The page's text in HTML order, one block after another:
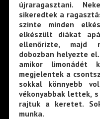
újraragasztani.
sikeredtek a
szinte minden
elkészült diákat
ellenőrizte, majd
dobozban helyezte
amikor limonádét
megjelentek a
sokkal könnyebb
vékonyabbak lettek,
rajtuk a keretet.
munka.